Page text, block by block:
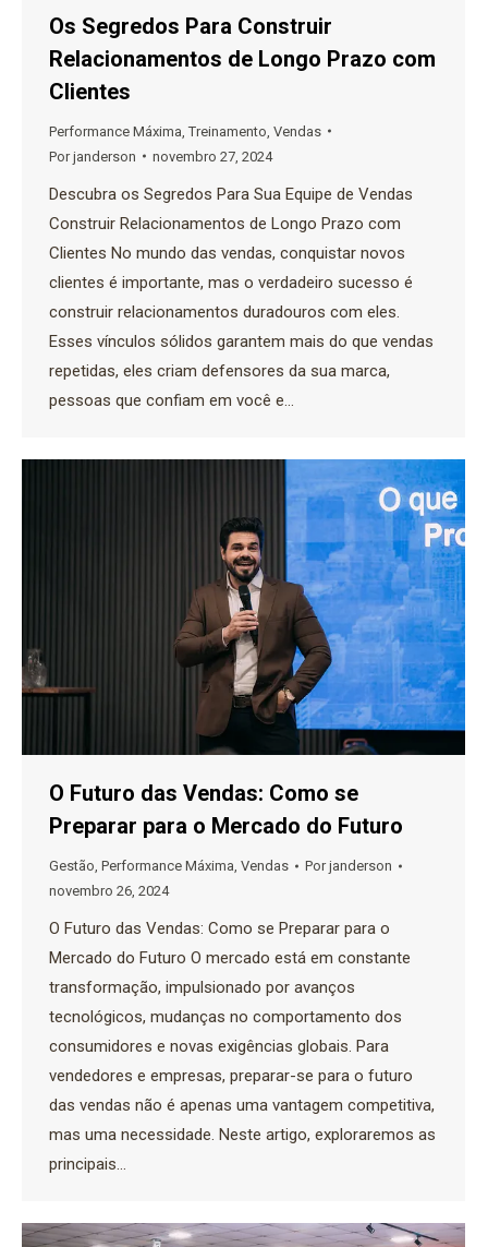
Os Segredos Para Construir
Relacionamentos de Longo Prazo com
Clientes
Performance Máxima ,Treinamento Vendas
Porjanderson novembro 27, 2024
Descubra os Segredos Para Sua Equipe de Vendas
Construir Relacionamentos de Longo Prazo com
Clientes No mundo das vendas, conquistar novos
clientes é importante, mas o verdadeiro sucesso é
construir relacionamentos duradouros com eles.
Esses vínculos sólidos garantem mais do que vendas
repetidas, eles criam defensores da sua marca,
pessoas que confiam em você e…
O Futuro das Vendas: Como se
Preparar para o Mercado do Futuro
Gestão, Performance Máxima, Vendas Porjanderson
novembro 26, 2024
O Futuro das Vendas: Como se Preparar para o
Mercado do Futuro O mercado está em constante
transformação, impulsionado por avanços
tecnológicos, mudanças no comportamento dos
consumidores e novas exigências globais. Para
vendedores e empresas, preparar-se para o futuro
das vendas não é apenas uma vantagem competitiva,
mas uma necessidade. Neste artigo, exploraremos as
principais…